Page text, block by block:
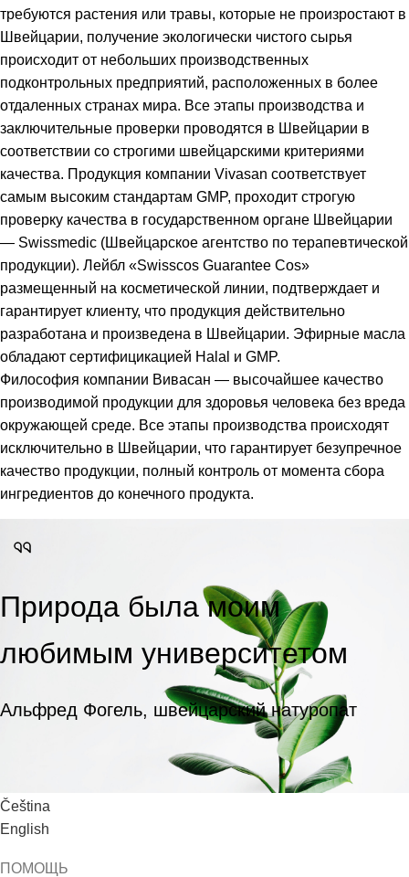
требуются растения или травы, которые не произростают в
Швейцарии, получение экологически чистого сырья
происходит от небольших производственных
подконтрольных предприятий, расположенных в более
отдаленных странах мира. Все этапы производства и
заключительные проверки проводятся в Швейцарии в
соответствии со строгими швейцарскими критериями
качества. Продукция компании Vivasan соответствует
самым высоким стандартам GMP, проходит строгую
проверку качества в государственном органе Швейцарии
— Swissmedic (Швейцарское агентство по терапевтической
продукции). Лейбл «Swisscos Guarantee Cos»
размещенный на косметической линии, подтверждает и
гарантирует клиенту, что продукция действительно
разработана и произведена в Швейцарии. Эфирные масла
обладают сертифицикацией Halal и GMP.
Философия компании Вивасан — высочайшее качество
производимой продукции для здоровья человека без вреда
окружающей среде. Все этапы производства происходят
исключительно в Швейцарии, что гарантирует безупречное
качество продукции, полный контроль от момента сбора
ингредиентов до конечного продукта.
Природа была моим
любимым университетом
Альфред Фогель, швейцарский натуропат
Čeština
English
ПОМОЩЬ